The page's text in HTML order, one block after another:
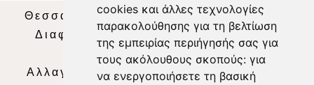
cookies και άλλες τεχνολογίες
παρακολούθησης για τη βελτίωση
της εμπειρίας περιήγησής σας για
τους ακόλουθους σκοπούς: για
να ενεργοποιήσετε τη βασική
Θεσσαλία Τηλεόραση|SNG Services
Διαφήμιση | Όροι Χρήσης |Δήλωση
Απορρήτου |
Περιεχόμενο
Αλλαγή Προτιμήσεων για τα Cookies